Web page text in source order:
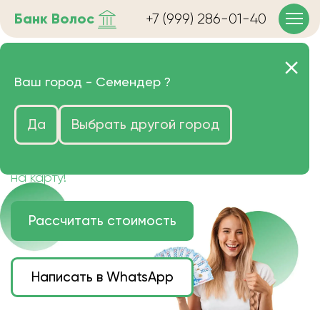
Банк Волос +7 (999) 286-01-40
Продать волосы в
Семендере очень дорого
Цена зависит от длины, цвета и структуры
на карту!
Рассчитать стоимость
Написать в WhatsApp
Ваш город - Семендер ?
Да Выбрать другой город